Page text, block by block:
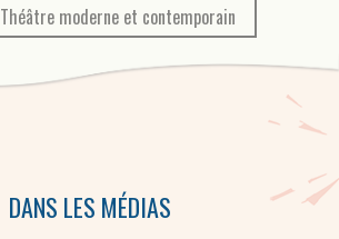
Théâtre moderne et contemporain
DANS LES MÉDIAS